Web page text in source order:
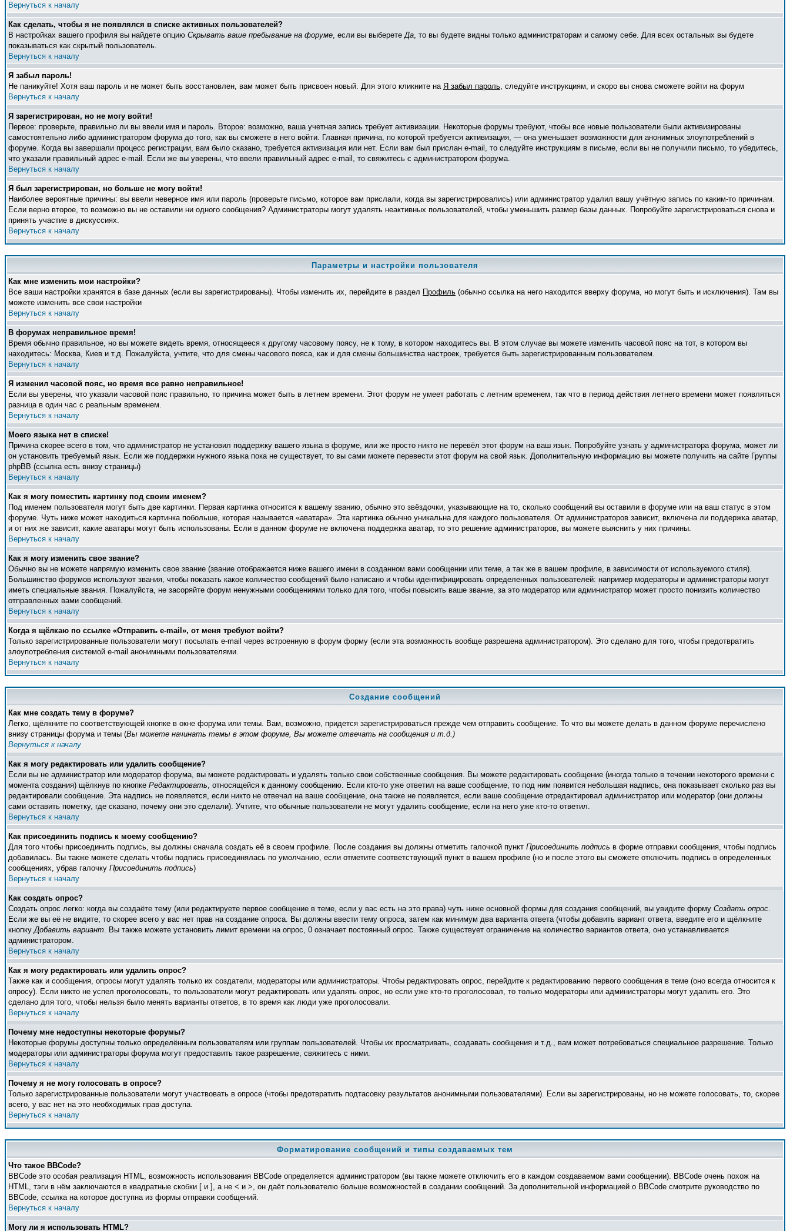
Вернуться к началу
Как сделать, чтобы я не появлялся в списке активных пользователей?
В настройках вашего профиля вы найдете опцию Скрывать ваше пребывание на форуме, если вы выберетеДа, то вы будете видны только администраторам и самому себе. Для всех остальных вы будете
показываться как скрытый пользователь.
Вернуться к началу
Я забыл пароль!
Не паникуйте! Хотя ваш пароль и не может быть восстановлен, вам может быть присвоен новый. Для этого кликните на Я забыл пароль, следуйте инструкциям, и скоро вы снова сможете войти на форум
Вернуться к началу
Я зарегистрирован, но не могу войти!
Первое: проверьте, правильно ли вы ввели имя и пароль. Второе: возможно, ваша учетная запись требует активизации. Некоторые форумы требуют, чтобы все новые пользователи были активизированы
самостоятельно либо администратором форума до того, как вы сможете в него войти. Главная причина, по которой требуется активизация, — она уменьшает возможности для анонимных злоупотреблений в
форуме. Когда вы завершали процесс регистрации, вам было сказано, требуется активизация или нет. Если вам был прислан e-mail, то следуйте инструкциям в письме, если вы не получили письмо, то убедитесь,
что указали правильный адрес e-mail. Если же вы уверены, что ввели правильный адрес e-mail, то свяжитесь с администратором форума.
Вернуться к началу
Я был зарегистрирован, но больше не могу войти!
Наиболее вероятные причины: вы ввели неверное имя или пароль (проверьте письмо, которое вам прислали, когда вы зарегистрировались) или администратор удалил вашу учётную запись по каким-то причинам.
Если верно второе, то возможно вы не оставили ни одного сообщения? Администраторы могут удалять неактивных пользователей, чтобы уменьшить размер базы данных. Попробуйте зарегистрироваться снова и
принять участие в дискуссиях.
Вернуться к началу
Параметры и настройки пользователя
Как мне изменить мои настройки?
Все ваши настройки хранятся в базе данных (если вы зарегистрированы). Чтобы изменить их, перейдите в раздел Профиль (обычно ссылка на него находится вверху форума, но могут быть и исключения). Там вы
можете изменить все свои настройки
Вернуться к началу
В форумах неправильное время!
Время обычно правильное, но вы можете видеть время, относящееся к другому часовому поясу, не к тому, в котором находитесь вы. В этом случае вы можете изменить часовой пояс на тот, в котором вы
находитесь: Москва, Киев и т.д. Пожалуйста, учтите, что для смены часового пояса, как и для смены большинства настроек, требуется быть зарегистрированным пользователем.
Вернуться к началу
Я изменил часовой пояс, но время все равно неправильное!
Если вы уверены, что указали часовой пояс правильно, то причина может быть в летнем времени. Этот форум не умеет работать с летним временем, так что в период действия летнего времени может появляться
разница в один час с реальным временем.
Вернуться к началу
Моего языка нет в списке!
Причина скорее всего в том, что администратор не установил поддержку вашего языка в форуме, или же просто никто не перевёл этот форум на ваш язык. Попробуйте узнать у администратора форума, может ли
он установить требуемый язык. Если же поддержки нужного языка пока не существует, то вы сами можете перевести этот форум на свой язык. Дополнительную информацию вы можете получить на сайте Группы
phpBB (ссылка есть внизу страницы)
Вернуться к началу
Как я могу поместить картинку под своим именем?
Под именем пользователя могут быть две картинки. Первая картинка относится к вашему званию, обычно это звёздочки, указывающие на то, сколько сообщений вы оставили в форуме или на ваш статус в этом
форуме. Чуть ниже может находиться картинка побольше, которая называется «аватара». Эта картинка обычно уникальна для каждого пользователя. От администраторов зависит, включена ли поддержка аватар,
и от них же зависит, какие аватары могут быть использованы. Если в данном форуме не включена поддержка аватар, то это решение администраторов, вы можете выяснить у них причины.
Вернуться к началу
Как я могу изменить свое звание?
Обычно вы не можете напрямую изменить свое звание (звание отображается ниже вашего имени в созданном вами сообщении или теме, а так же в вашем профиле, в зависимости от используемого стиля).
Большинство форумов используют звания, чтобы показать какое количество сообщений было написано и чтобы идентифицировать определенных пользователей: например модераторы и администраторы могут
иметь специальные звания. Пожалуйста, не засоряйте форум ненужными сообщениями только для того, чтобы повысить ваше звание, за это модератор или администратор может просто понизить количество
отправленных вами сообщений.
Вернуться к началу
Когда я щёлкаю по ссылке «Отправить e-mail», от меня требуют войти?
Только зарегистрированные пользователи могут посылать e-mail через встроенную в форум форму (если эта возможность вообще разрешена администратором). Это сделано для того, чтобы предотвратить
злоупотребления системой e-mail анонимными пользователями.
Вернуться к началу
Создание сообщений
Как мне создать тему в форуме?
Легко, щёлкните по соответствующей кнопке в окне форума или темы. Вам, возможно, придется зарегистрироваться прежде чем отправить сообщение. То что вы можете делать в данном форуме перечислено
внизу страницы форума и темы (Вы можете начинать темы в этом форуме, Вы можете отвечать на сообщения и т.д. )
Вернуться к началу
Как я могу редактировать или удалить сообщение?
Если вы не администратор или модератор форума, вы можете редактировать и удалять только свои собственные сообщения. Вы можете редактировать сообщение (иногда только в течении некоторого времени с
момента создания) щёлкнув по кнопке Редактировать, относящейся к данному сообщению. Если кто-то уже ответил на ваше сообщение, то под ним появится небольшая надпись, она показывает сколько раз вы
редактировали сообщение. Эта надпись не появляется, если никто не отвечал на ваше сообщение, она также не появляется, если ваше сообщение отредактировал администратор или модератор (они должны
сами оставить пометку, где сказано, почему они это сделали). Учтите, что обычные пользователи не могут удалить сообщение, если на него уже кто-то ответил.
Вернуться к началу
Как присоединить подпись к моему сообщению?
Для того чтобы присоединить подпись, вы должны сначала создать её в своем профиле. После создания вы должны отметить галочкой пункт Присоединить подпись в форме отправки сообщения, чтобы подпись
добавилась. Вы также можете сделать чтобы подпись присоединялась по умолчанию, если отметите соответствующий пункт в вашем профиле (но и после этого вы сможете отключить подпись в определенных
сообщениях, убрав галочку Присоединить подпись)
Вернуться к началу
Как создать опрос?
Создать опрос легко: когда вы создаёте тему (или редактируете первое сообщение в теме, если у вас есть на это права) чуть ниже основной формы для создания сообщений, вы увидите форму Создать опрос.
Если же вы её не видите, то скорее всего у вас нет прав на создание опроса. Вы должны ввести тему опроса, затем как минимум два варианта ответа (чтобы добавить вариант ответа, введите его и щёлкните
кнопкуДобавить вариант. Вы также можете установить лимит времени на опрос, 0 означает постоянный опрос. Также существует ограничение на количество вариантов ответа, оно устанавливается
администратором.
Вернуться к началу
Как я могу редактировать или удалить опрос?
Также как и сообщения, опросы могут удалять только их создатели, модераторы или администраторы. Чтобы редактировать опрос, перейдите к редактированию первого сообщения в теме (оно всегда относится к
опросу). Если никто не успел проголосовать, то пользователи могут редактировать или удалять опрос, но если уже кто-то проголосовал, то только модераторы или администраторы могут удалить его. Это
сделано для того, чтобы нельзя было менять варианты ответов, в то время как люди уже проголосовали.
Вернуться к началу
Почему мне недоступны некоторые форумы?
Некоторые форумы доступны только определённым пользователям или группам пользователей. Чтобы их просматривать, создавать сообщения и т.д., вам может потребоваться специальное разрешение. Только
модераторы или администраторы форума могут предоставить такое разрешение, свяжитесь с ними.
Вернуться к началу
Почему я не могу голосовать в опросе?
Только зарегистрированные пользователи могут участвовать в опросе (чтобы предотвратить подтасовку результатов анонимными пользователями). Если вы зарегистрированы, но не можете голосовать, то, скорее
всего, у вас нет на это необходимых прав доступа.
Вернуться к началу
Форматирование сообщений и типы создаваемых тем
Что такое BBCode?
BBCode это особая реализация HTML, возможность использования BBCode определяется администратором (вы также можете отключить его в каждом создаваемом вами сообщении). BBCode очень похож на
HTML, тэги в нём заключаются в квадратные скобки [ и ], а не < и >, он даёт пользователю больше возможностей в создании сообщений. За дополнительной информацией о BBCode смотрите руководство по
BBCode, ссылка на которое доступна из формы отправки сообщений.
Вернуться к началу
Могу ли я использовать HTML?